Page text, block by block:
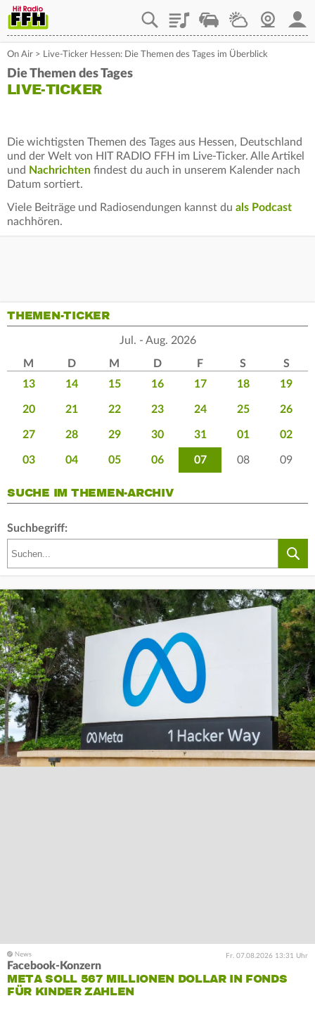
PlaylistStaupilotWetterWebcam
On Air > Live-Ticker Hessen: Die Themen des Tages im Überblick
Die Themen des Tages
LIVE-TICKER
Die wichtigsten Themen des Tages aus Hessen, Deutschland
und der Welt von HIT RADIO FFH im Live-Ticker. Alle Artikel
und Nachrichten findest du auch in unserem Kalender nach
Datum sortiert.
Viele Beiträge und Radiosendungen kannst du als Podcast
nachhören.
THEMEN-TICKER
Jul. - Aug. 2026
M D M D F S
S
13
14 15 16 17 18 19
20 21 22 23 24 25 26
27 28 29 30 31 01 02
03 04 05 06 07 08 09
SUCHE IM THEMEN-ARCHIV
Suchbegriff:
Fr. 07.08.2026 13:31 Uhr
Facebook-Konzern
META SOLL 567 MILLIONEN DOLLAR IN FONDS
FÜR KINDER ZAHLEN